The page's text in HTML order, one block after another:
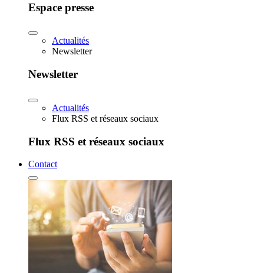
Espace presse
Actualités
Newsletter
Newsletter
Actualités
Flux RSS et réseaux sociaux
Flux RSS et réseaux sociaux
Contact